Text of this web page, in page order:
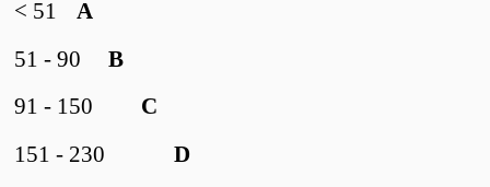
A
< 51
B
51 - 90
C
91 - 150
D
151 - 230